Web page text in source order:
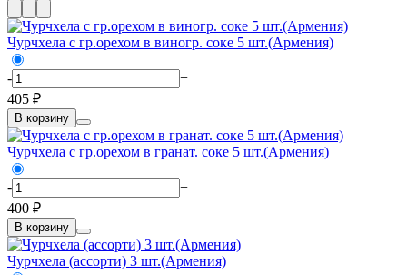
Чурчхела с гр.орехом в виногр. соке 5 шт.(Армения)
-
+
405 ₽
В корзину
Чурчхела с гр.орехом в гранат. соке 5 шт.(Армения)
-
+
400 ₽
В корзину
Чурчхела (ассорти) 3 шт.(Армения)